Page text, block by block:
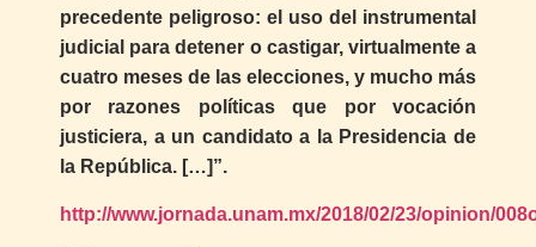
precedente peligroso: el uso del instrumental
judicial para detener o castigar, virtualmente a
cuatro meses de las elecciones, y mucho más
por razones políticas que por vocación
justiciera, a un candidato a la Presidencia de
la República. […]”.
http://www.jornada.unam.mx/2018/02/23/opinion/